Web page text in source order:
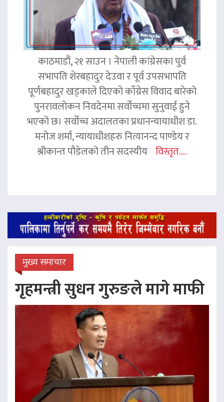
काठमाडौं, २१ साउन । नेपाली कांग्रेसका पुर्व
सभापति शेरबहादुर देउवा र पूर्व उपसभापति
पूर्णबहादुर खड्काले दिएको काँग्रेस विवाद बारेको
पुनरावलोकन निवदेनमा सर्वोच्चमा सुनुवाई हुने
भएको छ। सर्वोच्च अदालतका प्रधानन्यायाधीश डा.
मनोज शर्मा, न्यायाधीशहरु नित्यानन्द पाण्डेय र
श्रीकान्त पौडेलको तीन सदस्यीय विस्तृत....
मुख्य समाचार
गृहमन्त्री सुधन गुरुङले मागे माफी